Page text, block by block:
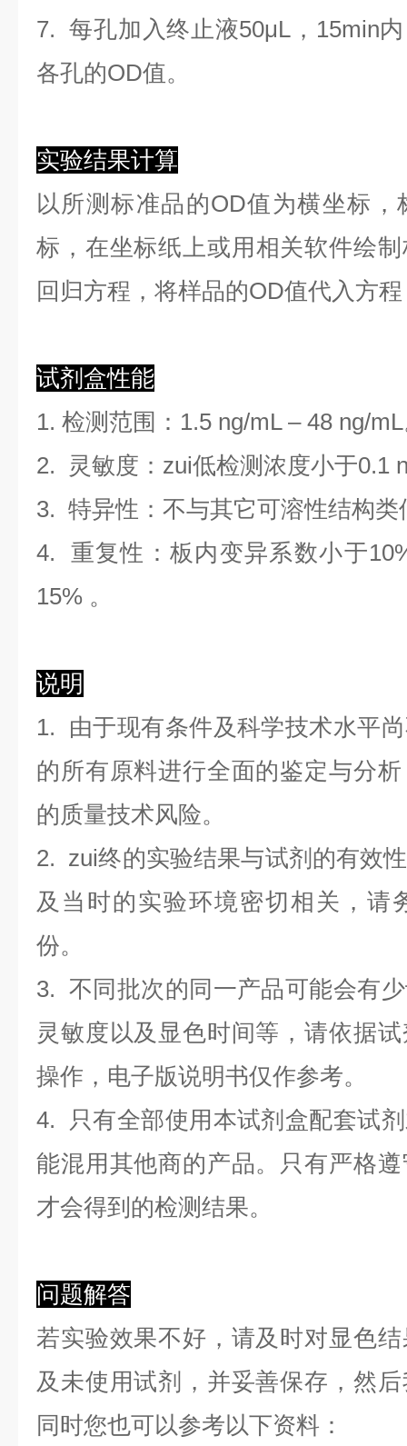
7. 每孔加入终止液50μL，15min
各孔的OD值。
实验结果计算
以所测标准品的OD值为横坐标，
标，在坐标纸上或用相关软件绘制
回归方程 ， 将样品的OD值代入方
试剂盒性能
1. 检测范围 ： 1.5 ng/mL –48 ng/mL
2. 灵敏度：zui低检测浓度小于0.1
3. 特异性：不与其它可溶性结构类
4. 重复性：板内变异系数小于10
15% 。
说明
1. 由于现有条件及科学技术水平
的所有原料进行全面的鉴定与分
的质量技术风险。
2. zui终的实验结果与试剂的有效
及当时的实验环境密切相关，请
份。
3. 不同批次的同一产品可能会有
灵敏度以及显色时间等，请依据
操作，电子版说明书仅作参考。
4. 只有全部使用本试剂盒配套试
能混用其他商的产品。只有严格
才会得到的检测结果。
问题解答
若实验效果不好，请及时对显色
及未使用试剂，并妥善保存，然
同时您也可以参考以下资料：